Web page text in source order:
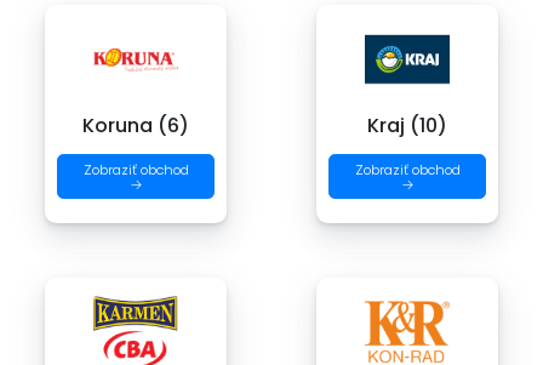
Koruna (6)
Zobraziť obchod
→
Kraj (10)
Zobraziť obchod
→